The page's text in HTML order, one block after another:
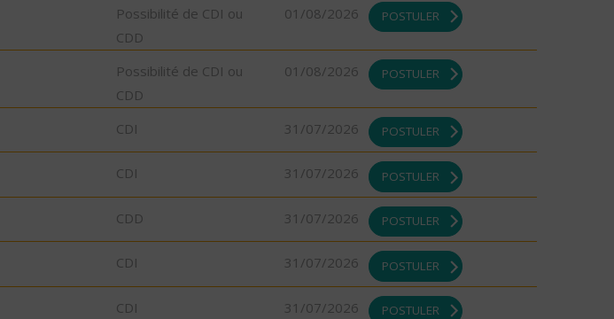
Possibilité de CDI ou
CDD
01/08/2026 POSTULER
Possibilité de CDI ou
CDD
01/08/2026 POSTULER
CDI 31/07/2026 POSTULER
CDI 31/07/2026 POSTULER
CDD 31/07/2026 POSTULER
CDI 31/07/2026 POSTULER
CDI 31/07/2026 POSTULER